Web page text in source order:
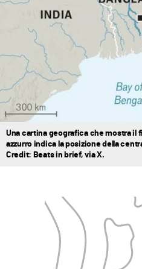
Una cartina geografica che mostra il
azzurro indica la posizione della
Credit: Beats in brief, via X.